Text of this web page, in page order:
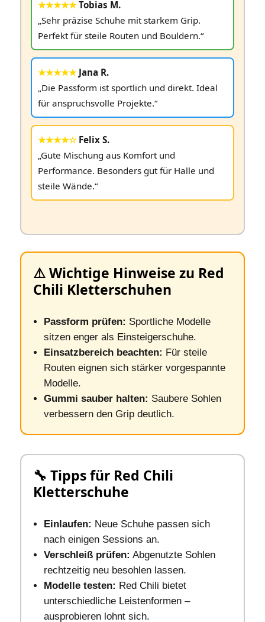
★★★★★Tobias M.
„Sehr präzise Schuhe mit starkem Grip.
Perfekt für steile Routen und Bouldern.“
★★★★★Jana R.
„Die Passform ist sportlich und direkt. Ideal
für anspruchsvolle Projekte.“
★★★★☆Felix S.
„Gute Mischung aus Komfort und
Performance. Besonders gut für Halle und
steile Wände.“
⚠️ Wichtige Hinweise zu Red
Chili Kletterschuhen
Passform prüfen: Sportliche Modelle
sitzen enger als Einsteigerschuhe.
Einsatzbereich beachten: Für steile
Routen eignen sich stärker vorgespannte
Modelle.
Gummi sauber halten: Saubere Sohlen
verbessern den Grip deutlich.
🔧 Tipps für Red Chili
Kletterschuhe
Einlaufen: Neue Schuhe passen sich
nach einigen Sessions an.
Verschleiß prüfen: Abgenutzte Sohlen
rechtzeitig neu besohlen lassen.
Modelle testen: Red Chili bietet
unterschiedliche Leistenformen –
ausprobieren lohnt sich.